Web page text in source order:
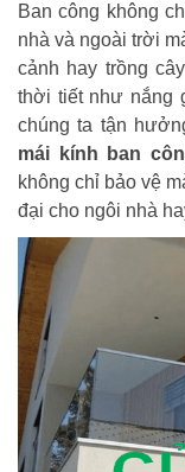
Ban công không
nhà và ngoài trời
cảnh hay trồng
thời tiết như nắng
chúng ta tận
mái kính ban
không chỉ bảo vệ
đại cho ngôi nhà